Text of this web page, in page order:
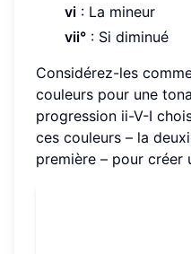
vi : La mineur
vii° : Si diminué
Considérez-les
couleurs pour une
progression ii-V-I
ces couleurs – la
première – pour